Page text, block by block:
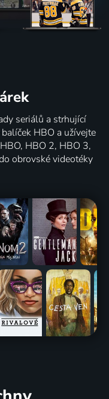
seriálů a strhující
HBO a užívejte
HBO 2, HBO 3,
obrovské videotéky